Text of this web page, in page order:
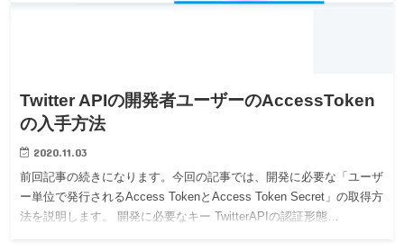
Twitter APIの開発者ユーザーのAccessToken
の入手方法
2020.11.03
前回記事の続きになります。今回の記事では、開発に必要な「ユーザ
ー単位で発行されるAccess TokenとAccess Token Secret」の取得方
法を説明します。 開発に必要なキー TwitterAPIの認証形態…